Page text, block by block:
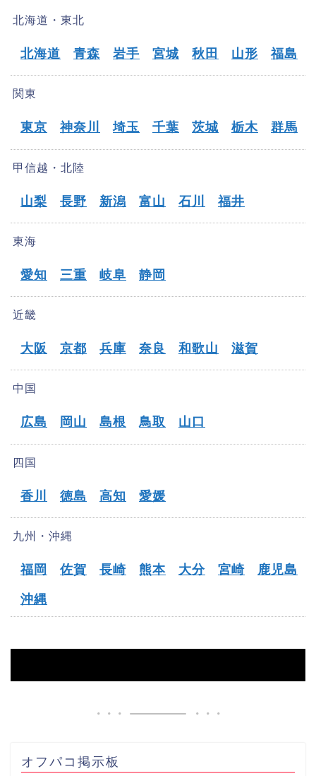
北海道・東北
北海道 青森 岩手 宮城 秋田 山形 福島
関東
東京 神奈川 埼玉 千葉 茨城 栃木 群馬
甲信越・北陸
山梨 長野 新潟 富山 石川 福井
東海
愛知 三重 岐阜 静岡
近畿
大阪 京都 兵庫 奈良 和歌山 滋賀
中国
広島 岡山 島根 鳥取 山口
四国
香川 徳島 高知 愛媛
九州・沖縄
福岡 佐賀 長崎 熊本 大分 宮崎 鹿児島
沖縄
オフパコ掲示板